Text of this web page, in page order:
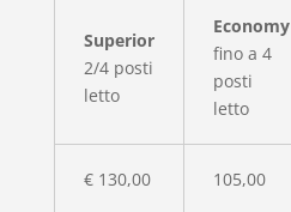
Superior
2/4 posti
letto
Economy
fino a 4
posti
letto
€ 130,00 105,00